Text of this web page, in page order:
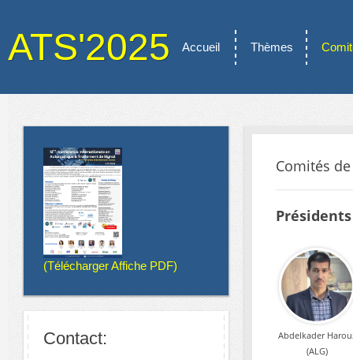
ATS'2025 Accueil Thèmes
(Télécharger Affiche PDF)
Contact:
Comités
Abdelkader
(ALG)